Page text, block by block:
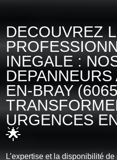
DECOUVREZ
INEGALE :
EN-BRAY
URGENCES
🌟
L’expertise et la disponibilité